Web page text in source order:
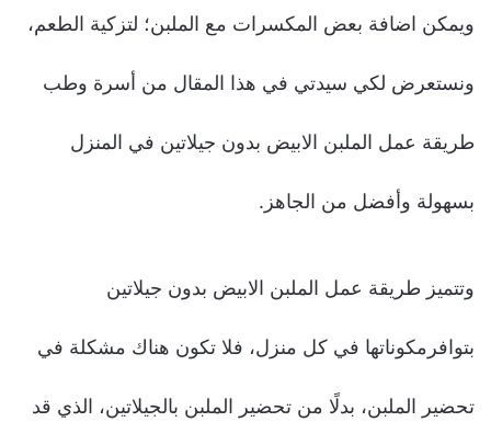
ويمكن اضافة بعض المكسرات مع الملبن؛ لتزكية الطعم،
ونستعرض لكي سيدتي في هذا المقال من أسرة وطب
طريقة عمل الملبن الابيض بدون جيلاتين في المنزل
بسهولة وأفضل من الجاهز.
وتتميز طريقة عمل الملبن الابيض بدون جيلاتين
بتوافرمكوناتها في كل منزل، فلا تكون هناك مشكلة في
تحضير الملبن، بدلًا من تحضير الملبن بالجيلاتين، الذي قد